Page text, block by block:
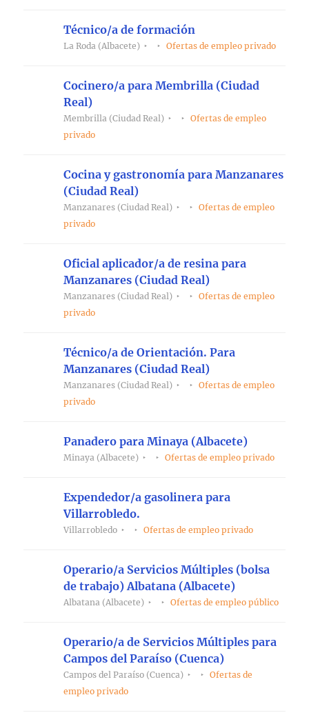
Técnico/a de formación
La Roda (Albacete) Ofertas de empleo privado
Cocinero/a para Membrilla (Ciudad
Real)
Membrilla (Ciudad Real)
Ofertas de empleo
privado
Cocina y gastronomía para Manzanares
(Ciudad Real)
Manzanares (Ciudad Real)
Ofertas de empleo
privado
Oficial aplicador/a de resina para
Manzanares (Ciudad Real)
Manzanares (Ciudad Real)
Ofertas de empleo
privado
Técnico/a de Orientación. Para
Manzanares (Ciudad Real)
Manzanares (Ciudad Real)
Ofertas de empleo
privado
Panadero para Minaya (Albacete)
Minaya (Albacete) Ofertas de empleo privado
Expendedor/a gasolinera para
Villarrobledo.
Villarrobledo Ofertas de empleo privado
Operario/a Servicios Múltiples (bolsa
de trabajo) Albatana (Albacete)
Albatana (Albacete) Ofertas de empleo público
Operario/a de Servicios Múltiples para
Campos del Paraíso (Cuenca)
Campos del Paraíso (Cuenca)
Ofertas de
empleo privado